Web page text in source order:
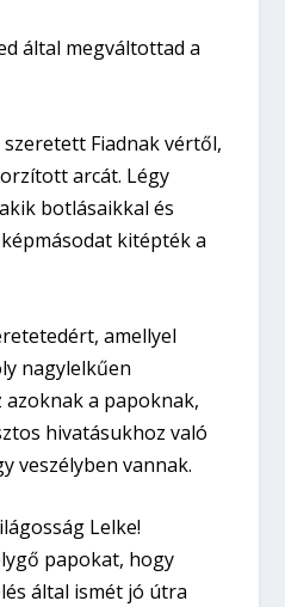
által megváltottad a
Fiadnak vértől,
arcát. Légy
botlásaikkal és
kitépték a
amellyel
nagylelkűen
a papoknak,
hivatásukhoz való
veszélyben vannak.
Lelke!
papokat, hogy
által ismét jó útra